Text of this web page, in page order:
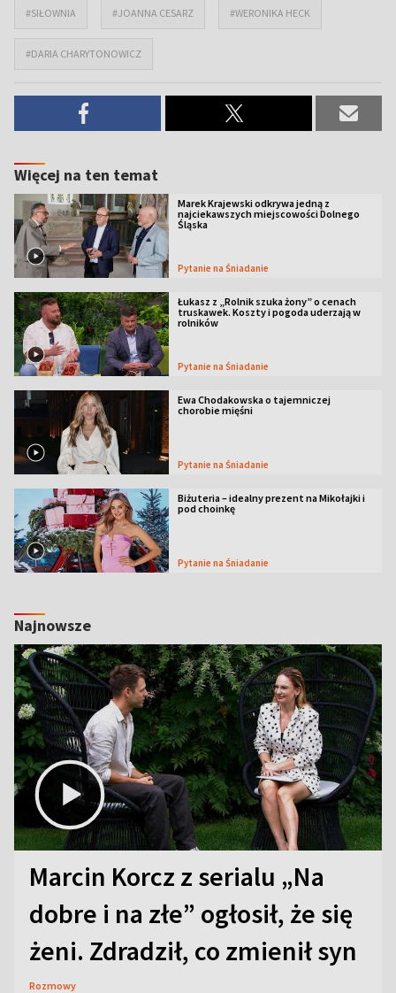
#SIŁOWNIA #JOANNA CESARZ #WERONIKA HECK
#DARIA CHARYTONOWICZ
Więcej na ten temat
Marek Krajewski odkrywa jedną z
najciekawszych miejscowości Dolnego
Śląska
Pytanie na Śniadanie
Łukasz z „Rolnik szuka żony” o cenach
truskawek. Koszty i pogoda uderzają w
rolników
Pytanie na Śniadanie
Ewa Chodakowska o tajemniczej
chorobie mięśni
Pytanie na Śniadanie
Biżuteria – idealny prezent na Mikołajki i
pod choinkę
Pytanie na Śniadanie
Najnowsze
Marcin Korcz z serialu „Na
dobre i na złe” ogłosił, że się
żeni. Zdradził, co zmienił syn
Rozmowy